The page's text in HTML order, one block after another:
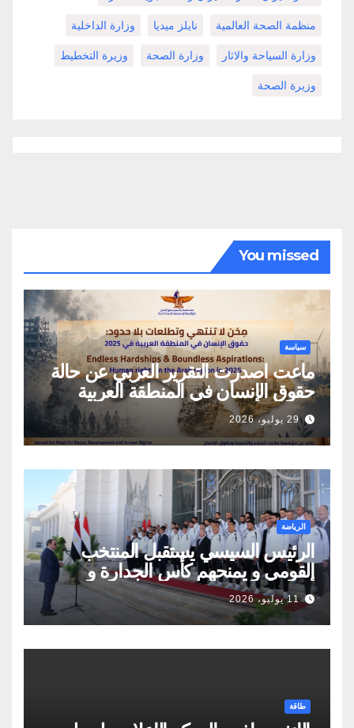
منظمة الصحة العالمية نايلز ميديا وزارة الداخلية
وزارة السياحة والاثار وزارة الصحة وزيرة التخطيط
وزيرة الصحة
You missed
سياسة
ماعت اصدرت التقرير العربي عن حالة
حقوق الإنسان في المنطقة العربية
29 يوليو، 2026
الرياضة
الرئيس السيسي يستقبل المنتخب
القومي و يمنحهم كأس الجدارة و
أوسمة تكريمية
11 يوليو، 2026
طاقة